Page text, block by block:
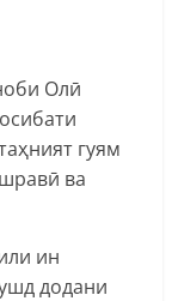
Олӣ
гуям
ва
ин
додани